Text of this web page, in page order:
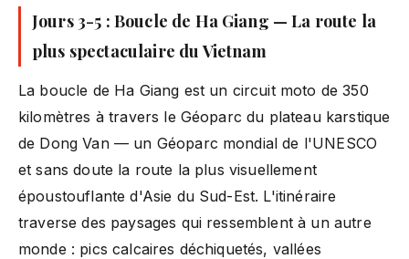
Jours 3-5 : Boucle de Ha Giang — La route la
plus spectaculaire du Vietnam
La boucle de Ha Giang est un circuit moto de 350
kilomètres à travers le Géoparc du plateau karstique
de Dong Van — un Géoparc mondial de l'UNESCO
et sans doute la route la plus visuellement
époustouflante d'Asie du Sud-Est. L'itinéraire
traverse des paysages qui ressemblent à un autre
monde : pics calcaires déchiquetés, vallées